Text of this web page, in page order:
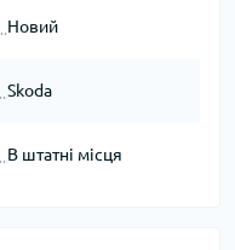
Новий
Skoda
В штатні місця